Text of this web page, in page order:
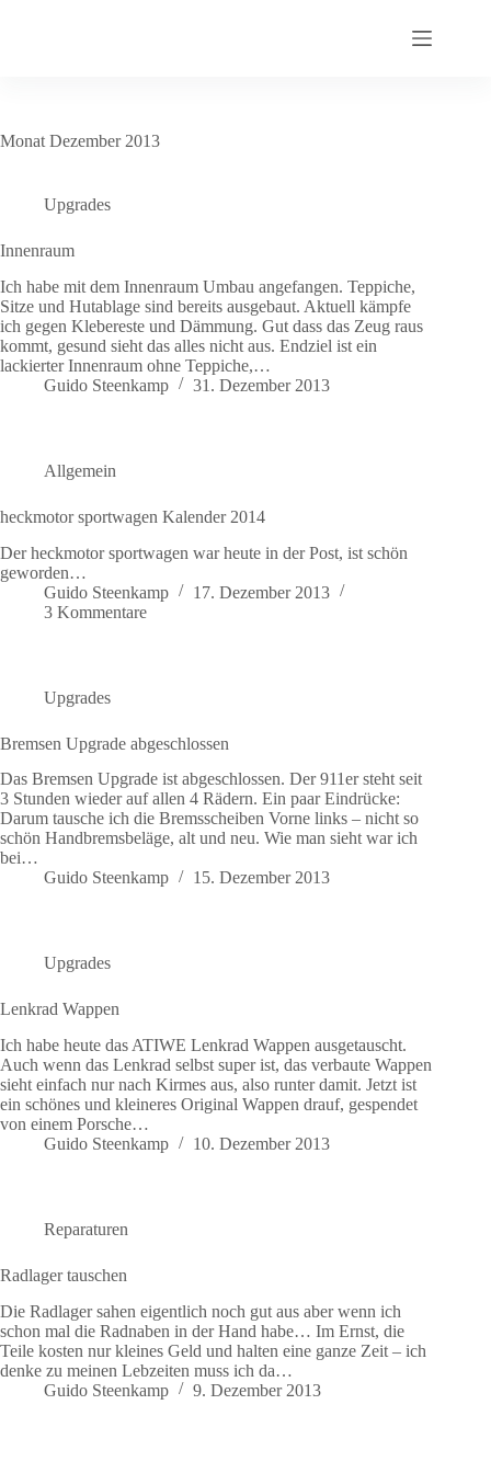
Monat Dezember 2013
Upgrades
Innenraum
Ich habe mit dem Innenraum Umbau angefangen. Teppiche,
Sitze und Hutablage sind bereits ausgebaut. Aktuell kämpfe
ich gegen Klebereste und Dämmung. Gut dass das Zeug raus
kommt, gesund sieht das alles nicht aus. Endziel ist ein
lackierter Innenraum ohne Teppiche,…
Guido Steenkamp
31. Dezember 2013
Allgemein
heckmotor sportwagen Kalender 2014
Der heckmotor sportwagen war heute in der Post, ist schön
geworden…
Guido Steenkamp
17. Dezember 2013
3 Kommentare
Upgrades
Bremsen Upgrade abgeschlossen
Das Bremsen Upgrade ist abgeschlossen. Der 911er steht seit
3 Stunden wieder auf allen 4 Rädern. Ein paar Eindrücke:
Darum tausche ich die Bremsscheiben Vorne links – nicht so
schön Handbremsbeläge, alt und neu. Wie man sieht war ich
bei…
Guido Steenkamp
15. Dezember 2013
Upgrades
Lenkrad Wappen
Ich habe heute das ATIWE Lenkrad Wappen ausgetauscht.
Auch wenn das Lenkrad selbst super ist, das verbaute Wappen
sieht einfach nur nach Kirmes aus, also runter damit. Jetzt ist
ein schönes und kleineres Original Wappen drauf, gespendet
von einem Porsche…
Guido Steenkamp
10. Dezember 2013
Reparaturen
Radlager tauschen
Die Radlager sahen eigentlich noch gut aus aber wenn ich
schon mal die Radnaben in der Hand habe… Im Ernst, die
Teile kosten nur kleines Geld und halten eine ganze Zeit – ich
denke zu meinen Lebzeiten muss ich da…
Guido Steenkamp
9. Dezember 2013